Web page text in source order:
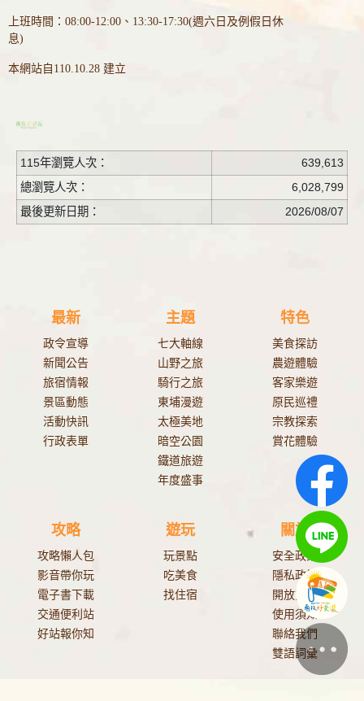
上班時間：08:00-12:00、13:30-17:30(週六日及例假日休
息)
本網站自110.10.28 建立
115年瀏覽人次：
639,613
總瀏覽人次：
6,028,799
最後更新日期：
2026/08/07
最新
政令宣導
新聞公告
旅宿情報
景區動態
活動快訊
行政表單
主題
七大軸線
山野之旅
騎行之旅
東埔漫遊
太極美地
暗空公園
鐵道旅遊
年度盛事
特色
美食探訪
農遊體驗
客家樂遊
原民巡禮
宗教探索
賞花體驗
攻略
攻略懶人包
影音帶你玩
電子書下載
交通便利站
好站報你知
遊玩
玩景點
吃美食
找住宿
關於
安全政策
隱私政策
開放資料
使用須知
聯絡我們
雙語詞彙